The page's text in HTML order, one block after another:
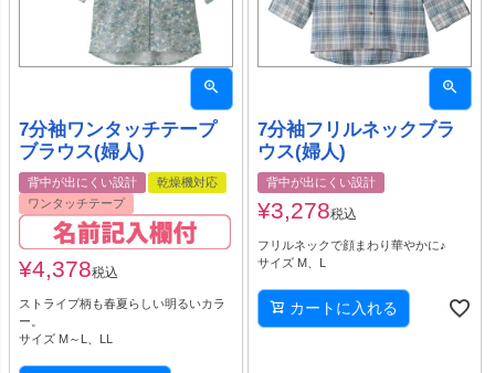
7分袖ワンタッチテープ
ブラウス(婦人)
背中が出にくい設計
乾燥機対応
ワンタッチテープ
¥4,378税込
ストライプ柄も春夏らしい明るいカラ
ー。
サイズ M～L、LL
7分袖フリルネックブラ
ウス(婦人)
背中が出にくい設計
¥3,278税込
フリルネックで顔まわり華やかに♪
サイズ M、L
カートに入れる